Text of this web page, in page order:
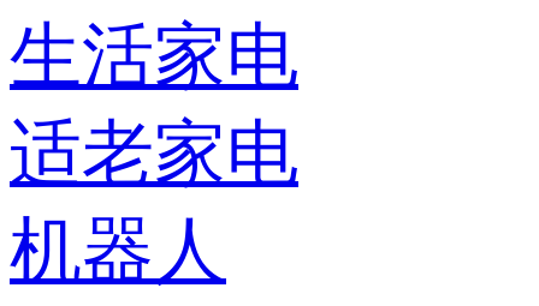
生活家电
适老家电
机器人